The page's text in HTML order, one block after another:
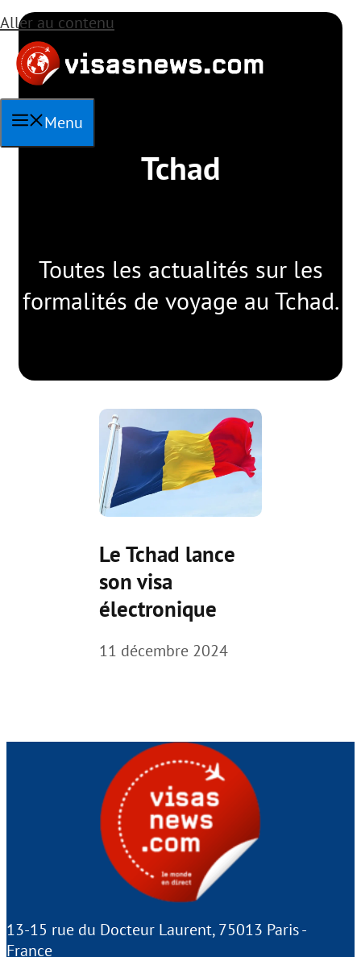
Aller au contenu
Menu
Tchad
Toutes les actualités sur les
formalités de voyage au Tchad.
Le Tchad lance
son visa
électronique
11 décembre 2024
13-15 rue du Docteur Laurent, 75013 Paris -
France